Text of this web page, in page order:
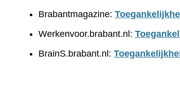
Brabantmagazine:
Werkenvoor.brabant.nl:
BrainS.brabant.nl: